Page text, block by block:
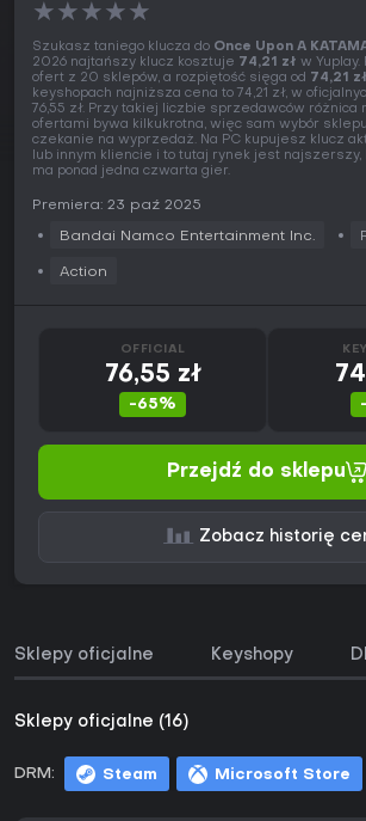
★★★★★
Szukasz taniego klucza do Once Upon A
2026 najtańszy klucz kosztuje 74,21 zł w Yuplay.
ofert z 20 sklepów, a rozpiętość sięga od 74,21 zł
keyshopach najniższa cena to 74,21 zł, w
76,55 zł. Przy takiej liczbie sprzedawców różnica
ofertami bywa kilkukrotna, więc sam wybór
czekanie na wyprzedaż. Na PC kupujesz klucz
lub innym kliencie i to tutaj rynek jest najszerszy,
ma ponad jedna czwarta gier.
Premiera: 23 paź 2025
Bandai Namco Entertainment Inc.
Action
OFFICIAL
76,55 zł
-65%
Przejdź do sklepu
Zobacz historię
Sklepy oficjalne Keyshopy
Sklepy oficjalne (16)
DRM: Steam Microsoft Store